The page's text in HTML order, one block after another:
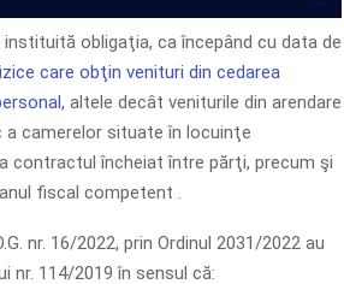
obligaţia, ca începând cu data de
care obţin venituri din cedarea
, altele decât veniturile din arendare
a camerelor situate în locuinţe
contractul încheiat între părţi, precum şi
fiscal competent .
nr. 16/2022, prin Ordinul 2031/2022 au
nr. 114/2019 în sensul că: